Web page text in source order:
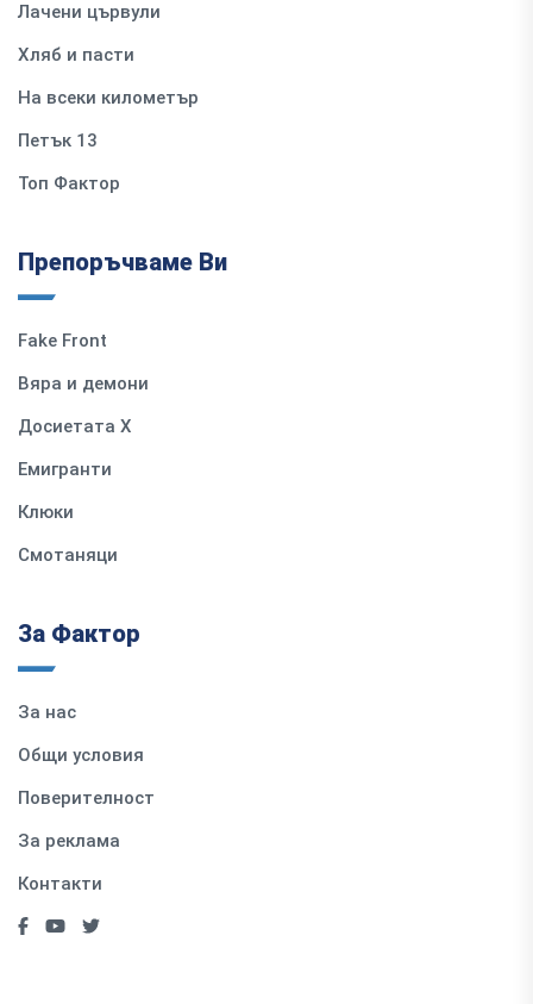
Лачени цървули
Хляб и пасти
На всеки километър
Петък 13
Топ Фактор
Препоръчваме Ви
Fake Front
Вяра и демони
Досиетата Х
Емигранти
Клюки
Смотаняци
За Фактор
За нас
Общи условия
Поверителност
За реклама
Контакти